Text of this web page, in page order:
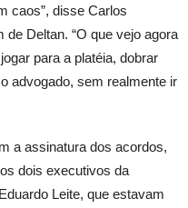
caos”, disse Carlos
Deltan. “O que vejo agora
para a platéia, dobrar
advogado, sem realmente ir
a assinatura dos acordos,
dois executivos da
Leite, que estavam